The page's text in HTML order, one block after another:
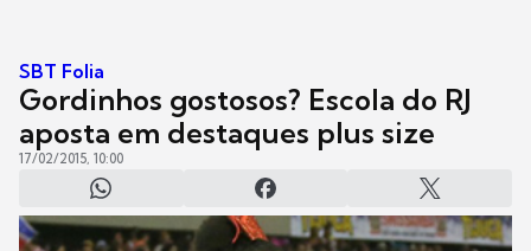
SBT Folia
Gordinhos gostosos? Escola do RJ
aposta em destaques plus size
17/02/2015, 10:00